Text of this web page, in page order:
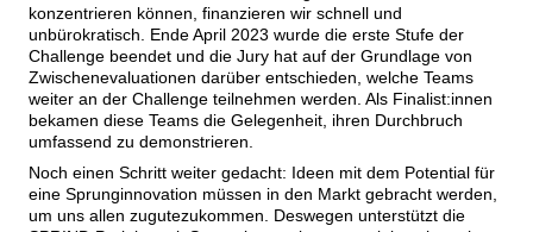
konzentrieren können, finanzieren wir schnell und
unbürokratisch. Ende April 2023 wurde die erste Stufe der
Challenge beendet und die Jury hat auf der Grundlage von
Zwischenevaluationen darüber entschieden, welche Teams
weiter an der Challenge teilnehmen werden. Als Finalist:innen
bekamen diese Teams die Gelegenheit, ihren Durchbruch
umfassend zu demonstrieren.
Noch einen Schritt weiter gedacht: Ideen mit dem Potential für
eine Sprunginnovation müssen in den Markt gebracht werden,
um uns allen zugutezukommen. Deswegen unterstützt die